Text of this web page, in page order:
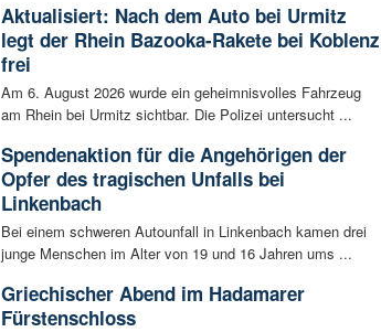
Aktualisiert: Nach dem Auto bei Urmitz
legt der Rhein Bazooka-Rakete bei Koblenz
frei
Am 6. August 2026 wurde ein geheimnisvolles Fahrzeug
am Rhein bei Urmitz sichtbar. Die Polizei untersucht ...
Spendenaktion für die Angehörigen der
Opfer des tragischen Unfalls bei
Linkenbach
Bei einem schweren Autounfall in Linkenbach kamen drei
junge Menschen im Alter von 19 und 16 Jahren ums ...
Griechischer Abend im Hadamarer
Fürstenschloss